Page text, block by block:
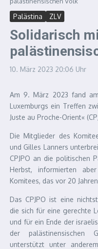
Palästina ZLV
Solidarisch
10. März 2023 20:06 Uhr
Am 9. März 2023 fand
Luxemburgs ein Treffen
Juste au Proche-Orient«
Die Mitglieder des
und Gilles Lanners
CPJPO an die politischen
Herbst, informierten
Komitees, das vor 20
Das CPJPO ist eine
die sich für eine gerechte
und für ein Ende der
der palästinensischen
unterstützt unter